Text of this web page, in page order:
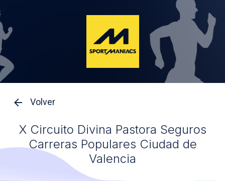
Volver
X Circuito Divina Pastora Seguros
Carreras Populares Ciudad de
Valencia